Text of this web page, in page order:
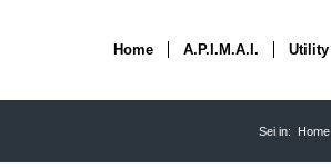
Home A.P.I.M.A.I. Utility
Sei in: Home